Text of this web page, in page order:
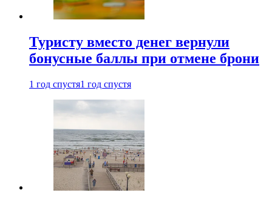
Туристу вместо денег вернули
бонусные баллы при отмене брони
1 год спустя1 год спустя